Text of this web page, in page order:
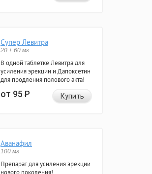
Супер Левитра
20 + 60 мг
В одной таблетке Левитра для
усиления эрекции и Дапоксетин
для продления полового акта!
от 95Р Купить
Аванафил
100 мг
Препарат для усиления эрекции